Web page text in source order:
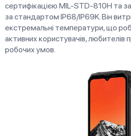
сертифікацією MIL-STD-810H та
за стандартом IP68/IP69K. Він
екстремальні температури, що
активних користувачів, любителів
робочих умов.